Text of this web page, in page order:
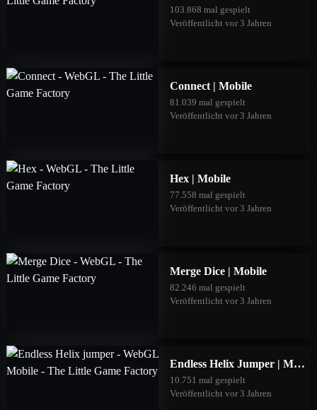
103.868 mal gespielt
Veröffentlicht vor 3 Jahren
Connect | Mobile
81.039 mal gespielt
Veröffentlicht vor 3 Jahren
Hex | Mobile
77.558 mal gespielt
Veröffentlicht vor 3 Jahren
Merge Dice | Mobile
82.246 mal gespielt
Veröffentlicht vor 3 Jahren
Endless Helix Jumper | Mobile
10.751 mal gespielt
Veröffentlicht vor 3 Jahren